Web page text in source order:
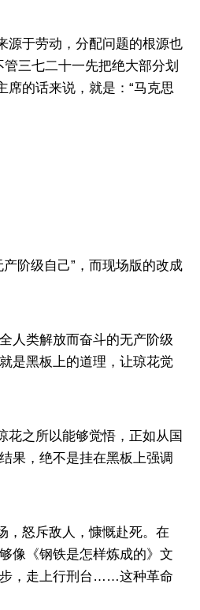
于劳动，分配问题的根源也
三七二十一先把绝大部分划
的话来说，就是：“马克思
阶级自己”，而现场版的改成
人类解放而奋斗的无产阶级
是黑板上的道理，让琼花觉
之所以能够觉悟，正如从国
果，绝不是挂在黑板上强调
怒斥敌人，慷慨赴死。在
像《钢铁是怎样炼成的》文
步，走上行刑台……这种革命